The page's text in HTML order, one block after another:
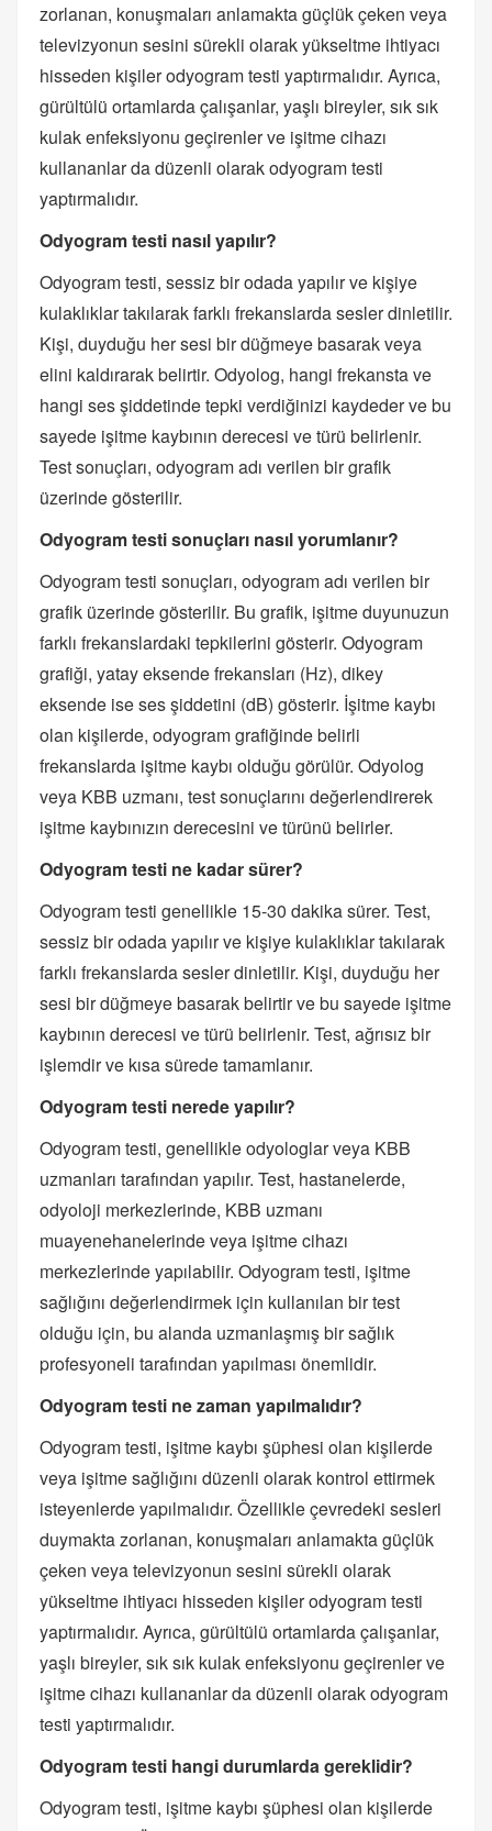
zorlanan, konuşmaları anlamakta güçlük çeken veya
televizyonun sesini sürekli olarak yükseltme ihtiyacı
hisseden kişiler odyogram testi yaptırmalıdır. Ayrıca,
gürültülü ortamlarda çalışanlar, yaşlı bireyler, sık sık
kulak enfeksiyonu geçirenler ve işitme cihazı
kullananlar da düzenli olarak odyogram testi
yaptırmalıdır.
Odyogram testi nasıl yapılır?
Odyogram testi, sessiz bir odada yapılır ve kişiye
kulaklıklar takılarak farklı frekanslarda sesler dinletilir.
Kişi, duyduğu her sesi bir düğmeye basarak veya
elini kaldırarak belirtir. Odyolog, hangi frekansta ve
hangi ses şiddetinde tepki verdiğinizi kaydeder ve bu
sayede işitme kaybının derecesi ve türü belirlenir.
Test sonuçları, odyogram adı verilen bir grafik
üzerinde gösterilir.
Odyogram testi sonuçları nasıl yorumlanır?
Odyogram testi sonuçları, odyogram adı verilen bir
grafik üzerinde gösterilir. Bu grafik, işitme duyunuzun
farklı frekanslardaki tepkilerini gösterir. Odyogram
grafiği, yatay eksende frekansları (Hz), dikey
eksende ise ses şiddetini (dB) gösterir. İşitme kaybı
olan kişilerde, odyogram grafiğinde belirli
frekanslarda işitme kaybı olduğu görülür. Odyolog
veya KBB uzmanı, test sonuçlarını değerlendirerek
işitme kaybınızın derecesini ve türünü belirler.
Odyogram testi ne kadar sürer?
Odyogram testi genellikle 15-30 dakika sürer. Test,
sessiz bir odada yapılır ve kişiye kulaklıklar takılarak
farklı frekanslarda sesler dinletilir. Kişi, duyduğu her
sesi bir düğmeye basarak belirtir ve bu sayede işitme
kaybının derecesi ve türü belirlenir. Test, ağrısız bir
işlemdir ve kısa sürede tamamlanır.
Odyogram testi nerede yapılır?
Odyogram testi, genellikle odyologlar veya KBB
uzmanları tarafından yapılır. Test, hastanelerde,
odyoloji merkezlerinde, KBB uzmanı
muayenehanelerinde veya işitme cihazı
merkezlerinde yapılabilir. Odyogram testi, işitme
sağlığını değerlendirmek için kullanılan bir test
olduğu için, bu alanda uzmanlaşmış bir sağlık
profesyoneli tarafından yapılması önemlidir.
Odyogram testi ne zaman yapılmalıdır?
Odyogram testi, işitme kaybı şüphesi olan kişilerde
veya işitme sağlığını düzenli olarak kontrol ettirmek
isteyenlerde yapılmalıdır. Özellikle çevredeki sesleri
duymakta zorlanan, konuşmaları anlamakta güçlük
çeken veya televizyonun sesini sürekli olarak
yükseltme ihtiyacı hisseden kişiler odyogram testi
yaptırmalıdır. Ayrıca, gürültülü ortamlarda çalışanlar,
yaşlı bireyler, sık sık kulak enfeksiyonu geçirenler ve
işitme cihazı kullananlar da düzenli olarak odyogram
testi yaptırmalıdır.
Odyogram testi hangi durumlarda gereklidir?
Odyogram testi, işitme kaybı şüphesi olan kişilerde